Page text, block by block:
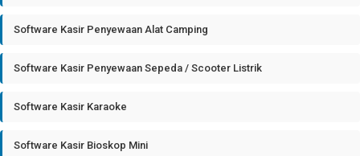
Software Kasir Penyewaan Alat Camping
Software Kasir Penyewaan Sepeda / Scooter Listrik
Software Kasir Karaoke
Software Kasir Bioskop Mini